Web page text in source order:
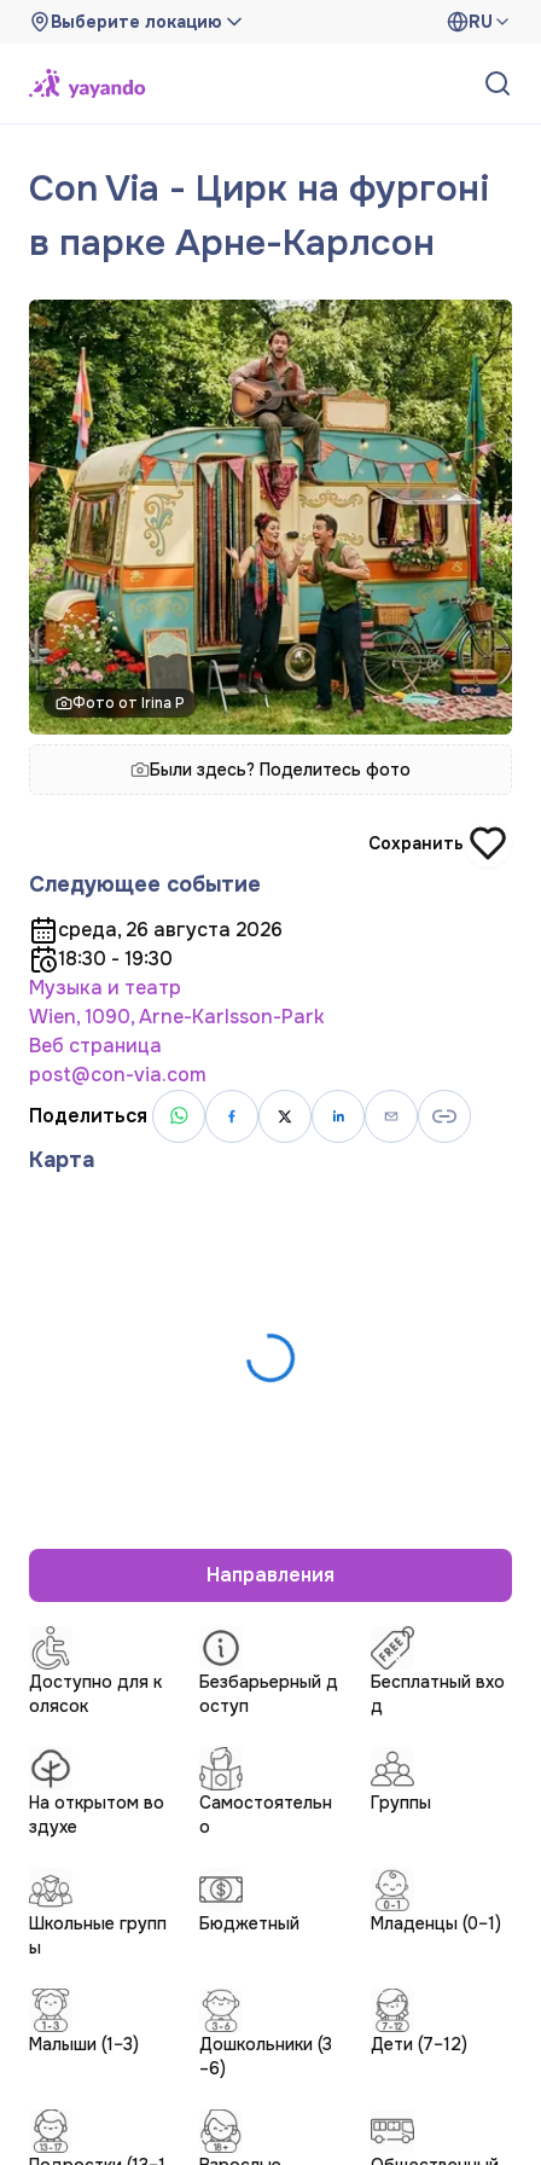
Выберите локацию RU
Con Via - Цирк на фургоні
в парке Арне-Карлсон
Фото от Irina P
Были здесь? Поделитесь фото
Доступно для к
олясок
Безбарьерный д
оступ
Бесплатный вхо
д
На открытом во
здухе
Самостоятельн
о
Группы
Школьные групп
ы
Бюджетный Младенцы (0–1)
Малыши (1–3)
Дошкольники (3
–6)
Дети (7–12)
Сохранить
Следующее событие
среда, 26 августа 2026
18:30 - 19:30
Музыка и театр
Wien, 1090, Arne-Karlsson-Park
Веб страница
post@con-via.com
Поделиться
Карта
Направления